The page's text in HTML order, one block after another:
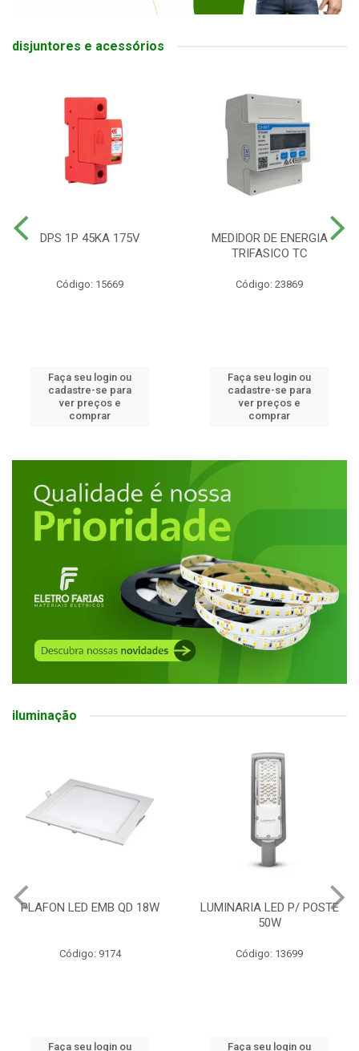
disjuntores e acessórios
DPS 1P 45KA 175V
Código: 15669
Faça seu login ou
cadastre-se para
ver preços e
comprar
MEDIDOR DE ENERGIA
TRIFASICO TC
Código: 23869
Faça seu login ou
cadastre-se para
ver preços e
comprar
iluminação
PLAFON LED EMB QD 18W
Código: 9174
Faça seu login ou
LUMINARIA LED P/ POSTE
50W
Código: 13699
Faça seu login ou